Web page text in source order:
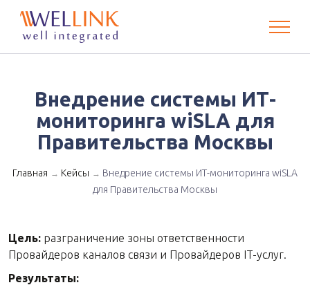
Внедрение системы ИТ-
мониторинга wiSLA для
Правительства Москвы
Главная → Кейсы → Внедрение системы ИТ-мониторинга wiSLA
для Правительства Москвы
Цель: разграничение зоны ответственности
Провайдеров каналов связи и Провайдеров IT-услуг.
Результаты: